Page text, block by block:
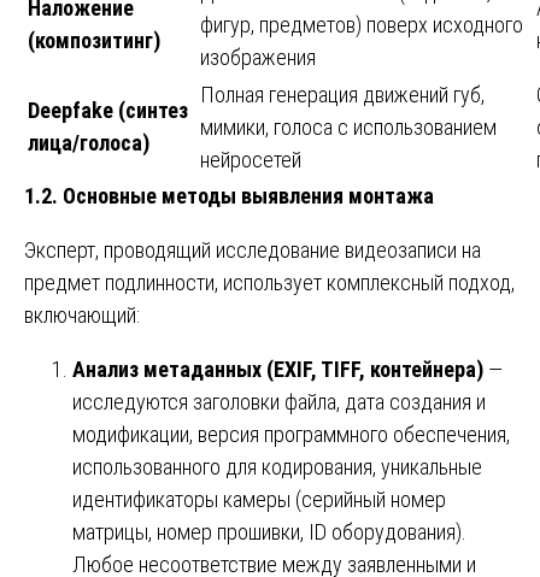
Наложение
(композитинг)
фигур, предметов) поверх исходного
изображения
Deepfake (синтез
лица/голоса)
Полная генерация движений губ,
мимики, голоса с использованием
нейросетей
1.2. Основные методы выявления монтажа
Эксперт, проводящий исследование видеозаписи на
предмет подлинности, использует комплексный подход,
включающий:
Анализ метаданных (EXIF, TIFF, контейнера) —
исследуются заголовки файла, дата создания и
модификации, версия программного обеспечения,
использованного для кодирования, уникальные
идентификаторы камеры (серийный номер
матрицы, номер прошивки, ID оборудования).
Любое несоответствие между заявленными и